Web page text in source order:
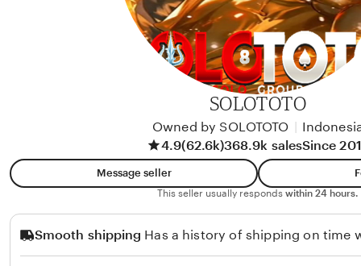
SOLOTOTO
Owned by SOLOTOTO
4.9(62.6k)368.9k salesSince
Message seller
This seller usually responds within 24 hours.
Smooth shipping Has a history of shipping on time